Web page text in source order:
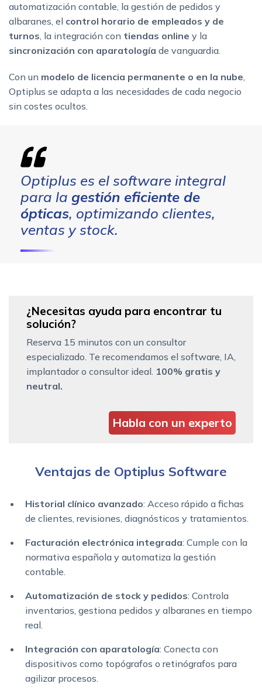
automatización contable, la gestión de pedidos y
albaranes, el control horario de empleados y de
turnos, la integración con tiendas online y la
sincronización con aparatología de vanguardia.
Con un modelo de licencia permanente o en la nube,
Optiplus se adapta a las necesidades de cada negocio
sin costes ocultos.
Optiplus es el software integral
para la gestión eficiente de
ópticas, optimizando clientes,
ventas y stock.
¿Necesitas ayuda para encontrar tu
solución?
Reserva 15 minutos con un consultor
especializado. Te recomendamos el software, IA,
implantador o consultor ideal. 100% gratis y
neutral.
Habla con un experto
Ventajas de Optiplus Software
Historial clínico avanzado: Acceso rápido a fichas
de clientes, revisiones, diagnósticos y tratamientos.
Facturación electrónica integrada: Cumple con la
normativa española y automatiza la gestión
contable.
Automatización de stock y pedidos: Controla
inventarios, gestiona pedidos y albaranes en tiempo
real.
Integración con aparatología: Conecta con
dispositivos como topógrafos o retinógrafos para
agilizar procesos.